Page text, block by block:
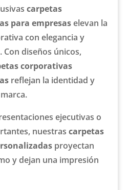
carpetas
para empresaselevan la
con elegancia y
diseños únicos,
corporativas
reflejan la identidad y
ejecutivas o
nuestrascarpetas
proyectan
y dejan una impresión